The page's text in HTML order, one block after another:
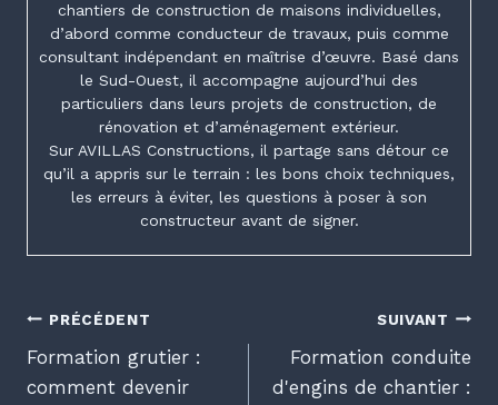
chantiers de construction de maisons individuelles,
d’abord comme conducteur de travaux, puis comme
consultant indépendant en maîtrise d’œuvre. Basé dans
le Sud-Ouest, il accompagne aujourd’hui des
particuliers dans leurs projets de construction, de
rénovation et d’aménagement extérieur.
Sur AVILLAS Constructions, il partage sans détour ce
qu’il a appris sur le terrain : les bons choix techniques,
les erreurs à éviter, les questions à poser à son
constructeur avant de signer.
Navigation
de
PRÉCÉDENT
Formation grutier :
comment devenir
SUIVANT
Formation conduite
d'engins de chantier :